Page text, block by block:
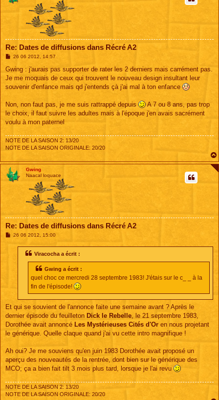
Re: Dates de diffusions dans Récré A2
M
s
a
g
26 06 2012, 14:57
Gwing : j'aurais pas supporter de rater les 2 derniers mais carrément pas.
Je me moquais de ceux qui trouvent le nouveau design insultant leur
souvenir d'enfance mais qd j'entends çà j'ai mal à ton enfance
Non, non faut pas, je me suis rattrappé depuis
A 7 ou 8 ans, pas trop
le choix, il faut suivre les adultes mais à l'époque j'en avais sacrément
voulu à mon paternel
NOTE DE LA SAISON 2: 13/20
NOTE DE LA SAISON ORIGINALE: 20/20
Gwing
Naacal loquace
Re: Dates de diffusions dans Récré A2
M26 06 2012, 15:00
Viracocha a écrit :
Gwing a écrit :
quel choc ce mercredi 28 septembre 1983! J'étais sur le c_ _ à la
fin de l'épisode!
Et qui se souvient de l'annonce faite une semaine avant ? Après le
dernier épisode du feuilleton Dick le Rebelle, le 21 septembre 1983,
Dorothée avait annoncé Les Mystérieuses Cités d'Or en nous projetant
le générique. Quelle claque quand j'ai vu cette intro magnifique !
Ah oui? Je me souviens qu'en juin 1983 Dorothée avait proposé un
aperçu des nouveautés de la rentrée, dont bien sur le générique des
MCO; ça a bien fait tilt 3 mois plus tard, lorsque je l'ai revu
NOTE DE LA SAISON 2: 13/20
NOTE DE LA SAISON ORIGINALE: 20/20